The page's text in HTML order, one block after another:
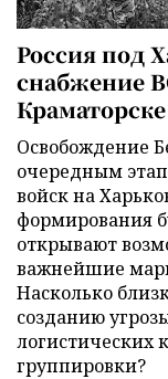
Россия под
снабжение
Краматорске
Освобождение
очередным
войск на
формирования
открывают
важнейшие
Насколько
созданию
логистических
группировки?